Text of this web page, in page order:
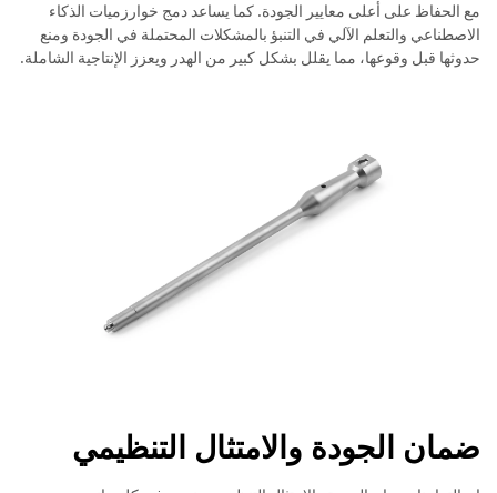
مع الحفاظ على أعلى معايير الجودة. كما يساعد دمج خوارزميات الذكاء
الاصطناعي والتعلم الآلي في التنبؤ بالمشكلات المحتملة في الجودة ومنع
حدوثها قبل وقوعها، مما يقلل بشكل كبير من الهدر ويعزز الإنتاجية الشاملة.
ضمان الجودة والامتثال التنظيمي